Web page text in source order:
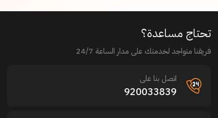
تحتاج مساعدة؟
فريقنا متواجد لخدمتك على مدار الساعة 24/7
اتصل بنا على
920033839